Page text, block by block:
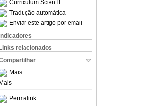
Curriculum ScienTI
Tradução automática
Enviar este artigo por email
Indicadores
Links relacionados
Mais
Mais
Permalink